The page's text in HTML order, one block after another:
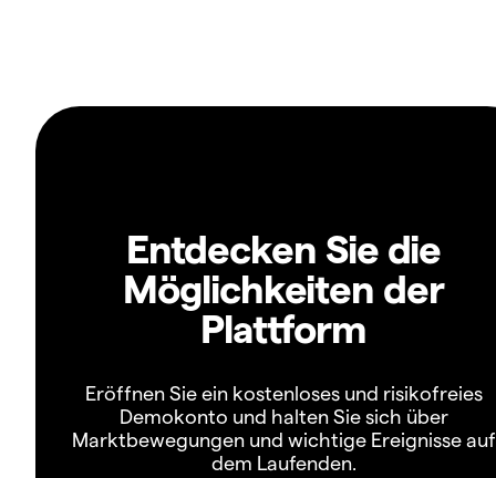
Entdecken Sie die
Möglichkeiten der
Plattform
Eröffnen Sie ein kostenloses und risikofreies
Demokonto und halten Sie sich über
Marktbewegungen und wichtige Ereignisse auf
dem Laufenden.